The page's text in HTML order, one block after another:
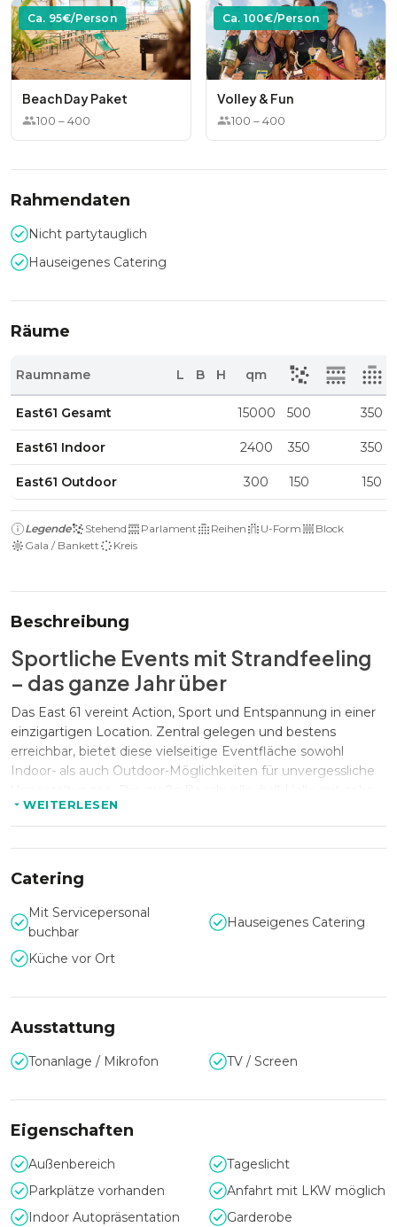
Ca. 95€/Person
Beach Day Paket
100 –400
Ca. 100€/Person
Volley & Fun
100 –400
Rahmendaten
Nicht partytauglich
Hauseigenes Catering
Räume
Raumname L B H qm
East61 Gesamt 15000 500 350
East61 Indoor 2400 350 350
East61 Outdoor 300 150 150
Legende Stehend Parlament Reihen U-Form
Block
Gala / Bankett
Kreis
Beschreibung
Sportliche Events mit Strandfeeling
– das ganze Jahr über
Das East 61 vereint Action, Sport und Entspannung in einer
einzigartigen Location. Zentral gelegen und bestens
erreichbar, bietet diese vielseitige Eventfläche sowohl
Indoor- als auch Outdoor-Möglichkeiten für unvergessliche
beheizten Sandfeldern sorgt für sportliche Highlights,
während der großzügige Außenbereich mit neun weiteren
Feldern perfekte Sommerstimmung verbreitet.
Eventlocation mit exklusiven
Möglichkeiten
Ob sportliches Teamevent, Firmenevent oder eine
entspannten Beach-Atmosphäre. Dank regensicherer
umsetzen, sodass der Sand unter den Füßen garantiert
WEITERLESEN
Catering
Mit Servicepersonal
buchbar
Hauseigenes Catering
Küche vor Ort
Ausstattung
Tonanlage / Mikrofon TV / Screen
Eigenschaften
Außenbereich
Tageslicht
Parkplätze vorhanden
Anfahrt mit LKW möglich
Indoor Autopräsentation
Garderobe